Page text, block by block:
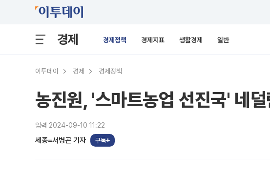
경제 경제정책 경제지표 생활경제 일반
이투데이 경제 경제정책
농진원, '스마트농업 선진국' 네
입력 2024-09-10 11:22
세종=서병곤 기자 구독